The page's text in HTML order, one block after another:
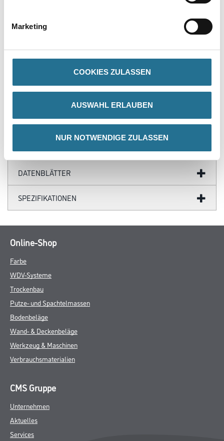
Marketing
COOKIES ZULASSEN
AUSWAHL ERLAUBEN
NUR NOTWENDIGE ZULASSEN
- Auch für abwaschbare Oberflächen und Silikonfugen
Gefahr
ZUSATZINFOS
DATENBLÄTTER
SPEZIFIKATIONEN
Online-Shop
Farbe
WDV-Systeme
Trockenbau
Putze- und Spachtelmassen
Bodenbeläge
Wand- & Deckenbeläge
Werkzeug & Maschinen
Verbrauchsmaterialien
CMS Gruppe
Unternehmen
Aktuelles
Services